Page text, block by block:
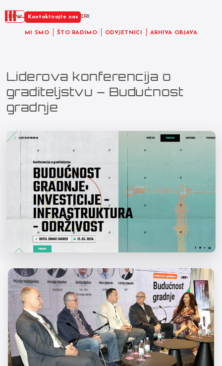
MI SMO ŠTO RADIMO ODVJETNICI ARHIVA OBJAVA
Kontaktirajte nas
Liderova konferencija o
graditeljstvu – Budućnost
gradnje